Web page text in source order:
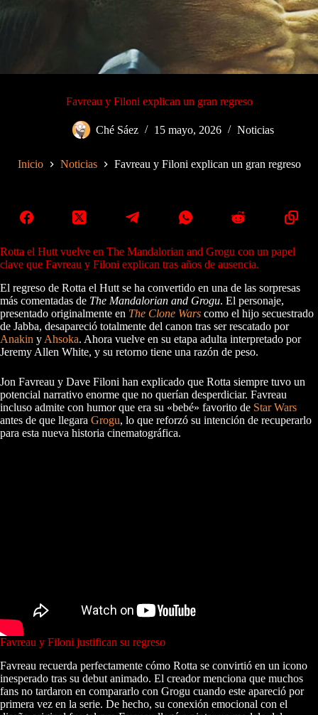
Favreau y Filoni explican un gran regreso
Ché Sáez 15 mayo, 2026 Noticias
Inicio Noticias Favreau y Filoni explican un gran regreso
Rotta el Hutt vuelve en The Mandalorian and Grogu con un papel
clave que Favreau y Filoni explican tras años de ausencia.
El regreso de Rotta el Hutt se ha convertido en una de las sorpresas
más comentadas de The Mandalorian and Grogu. El personaje,
presentado originalmente en The Clone Wars como el hijo secuestrado
de Jabba, desapareció totalmente del canon tras ser rescatado por
Anakin y Ahsoka. Ahora vuelve en su etapa adulta interpretado por
Jeremy Allen White, y su retorno tiene una razón de peso.
Jon Favreau y Dave Filoni han explicado que Rotta siempre tuvo un
potencial narrativo enorme que no querían desperdiciar. Favreau
incluso admite con humor que era su «bebé» favorito de Star Wars
antes de que llegara Grogu, lo que reforzó su intención de recuperarlo
para esta nueva historia cinematográfica.
Favreau y Filoni justifican su regreso
Favreau recuerda perfectamente cómo Rotta se convirtió en un icono
inesperado tras su debut animado. El creador menciona que muchos
fans no tardaron en compararlo con Grogu cuando este apareció por
primera vez en la serie. De hecho, su conexión emocional con el